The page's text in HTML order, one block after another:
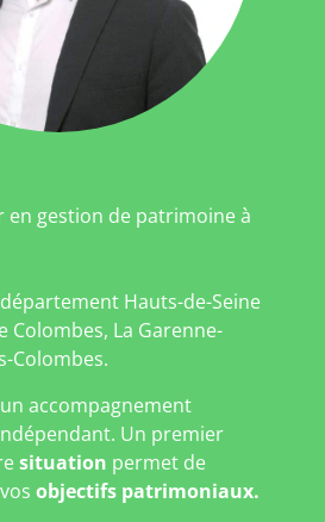
en gestion de patrimoine à
Hauts-de-Seine
Colombes, La Garenne-
Colombes.
accompagnement
Un premier
situation permet de
objectifs patrimoniaux.